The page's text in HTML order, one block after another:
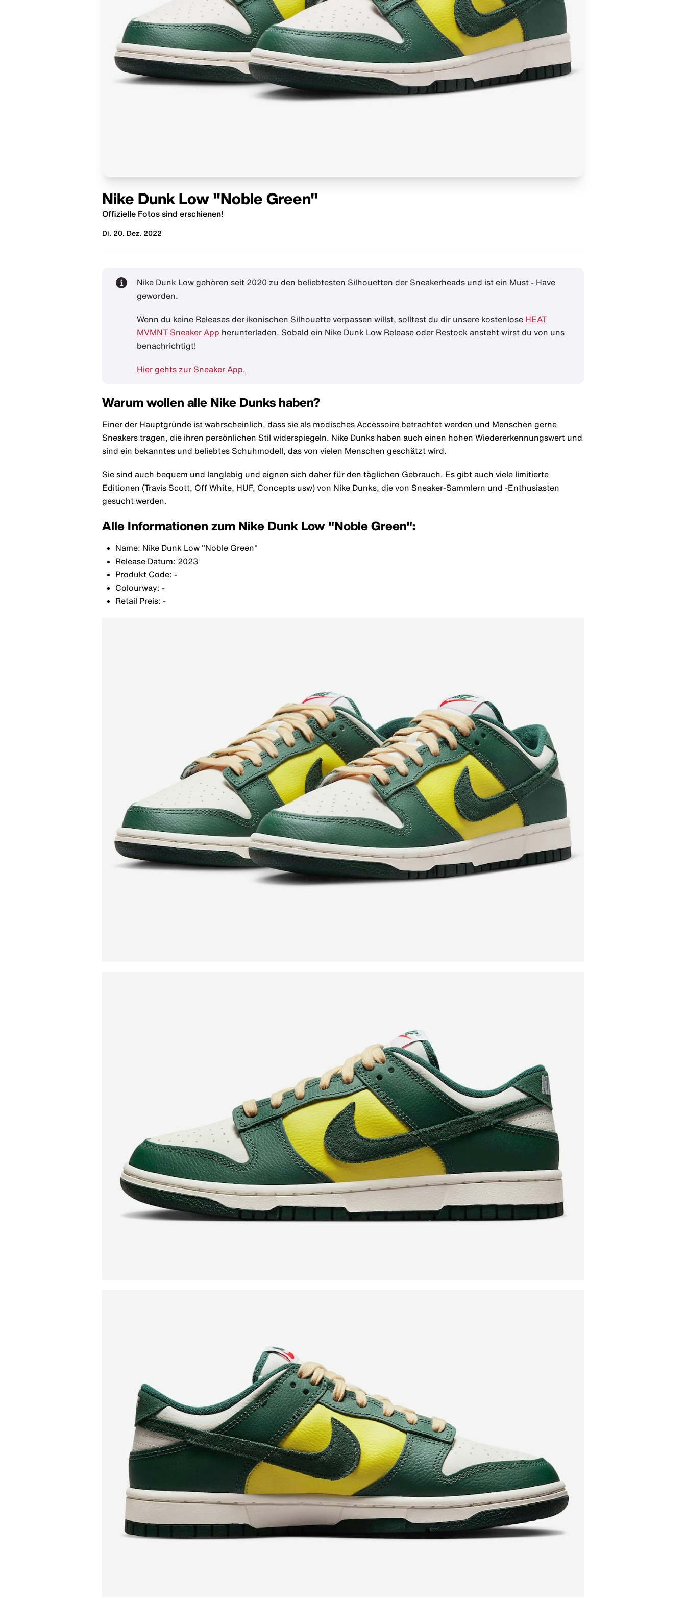
Nike Dunk Low "Noble Green"
Offizielle Fotos sind erschienen!
Di. 20. Dez. 2022
Nike Dunk Low gehören seit 2020 zu den beliebtesten Silhouetten der Sneakerheads und ist ein Must - Have
geworden.
Wenn du keine Releases der ikonischen Silhouette verpassen willst, solltest du dir unsere kostenlose HEAT
MVMNT Sneaker App herunterladen. Sobald ein Nike Dunk Low Release oder Restock ansteht wirst du von uns
benachrichtigt!
Hier gehts zur Sneaker App.
Warum wollen alle Nike Dunks haben?
Einer der Hauptgründe ist wahrscheinlich, dass sie als modisches Accessoire betrachtet werden und Menschen gerne
Sneakers tragen, die ihren persönlichen Stil widerspiegeln. Nike Dunks haben auch einen hohen Wiedererkennungswert und
sind ein bekanntes und beliebtes Schuhmodell, das von vielen Menschen geschätzt wird.
Sie sind auch bequem und langlebig und eignen sich daher für den täglichen Gebrauch. Es gibt auch viele limitierte
Editionen (Travis Scott, Off White, HUF, Concepts usw) von Nike Dunks, die von Sneaker-Sammlern und -Enthusiasten
gesucht werden.
Alle Informationen zum Nike Dunk Low "Noble Green":
Name: Nike Dunk Low "Noble Green"
Release Datum: 2023
Produkt Code: -
Colourway: -
Retail Preis: -